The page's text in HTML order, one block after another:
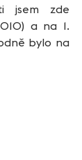
jsem zde
a na 1.
bylo na